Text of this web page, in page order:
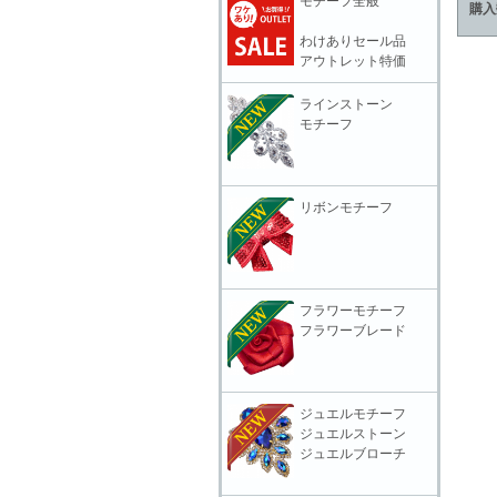
購
わけありセール品
アウトレット特価
ラインストーン
モチーフ
リボンモチーフ
フラワーモチーフ
フラワーブレード
ジュエルモチーフ
ジュエルストーン
ジュエルブローチ